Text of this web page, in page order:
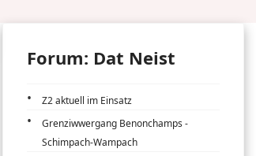
Forum: Dat Neist
Z2 aktuell im Einsatz
Grenziwwergang Benonchamps -
Schimpach-Wampach